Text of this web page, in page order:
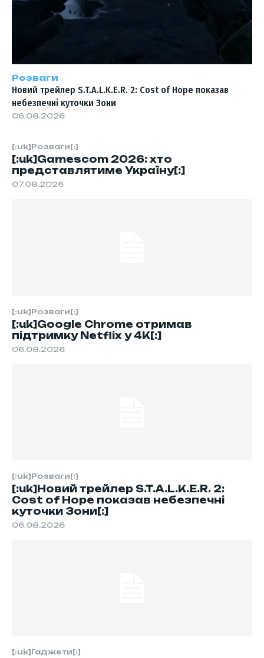
[:uk]Розваги[:]
[:uk]Gamescom 2026: хто
представлятиме Україну[:]
07.08.2026
[:uk]Розваги[:]
[:uk]Google Chrome отримав
підтримку Netflix у 4K[:]
06.08.2026
[:uk]Розваги[:]
[:uk]Новий трейлер S.T.A.L.K.E.R. 2:
Cost of Hope показав небезпечні
куточки Зони[:]
06.08.2026
[:uk]Гаджети[:]
Розваги
Новий трейлер S.T.A.L.K.E.R. 2: Cost of Hope показав
небезпечні куточки Зони
06.08.2026